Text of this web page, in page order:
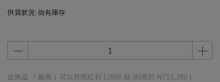
供貨狀況: 尚有庫存
此商品 「 最高 」可以折抵紅利 13800 點 (約等於 NT$1,380 )